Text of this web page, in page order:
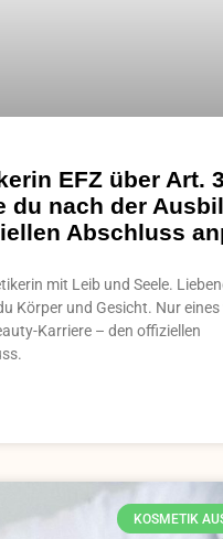
EFZ über Art.
du nach der
Abschluss
mit Leib und Seele.
Körper und Gesicht. Nur
Karriere – den offiziellen
KOSMETIK